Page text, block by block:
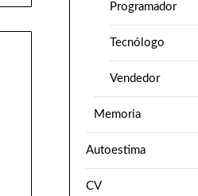
Programador
Tecnólogo
Vendedor
Memoria
Autoestima
CV